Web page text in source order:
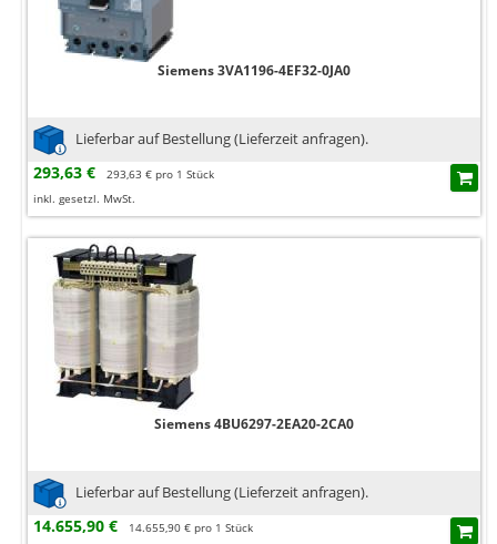
Siemens 3VA1196-4EF32-0JA0
Lieferbar auf Bestellung (Lieferzeit anfragen).
293,63 €
293,63 € pro 1 Stück
inkl. gesetzl. MwSt.
Siemens 4BU6297-2EA20-2CA0
Lieferbar auf Bestellung (Lieferzeit anfragen).
14.655,90 €
14.655,90 € pro 1 Stück